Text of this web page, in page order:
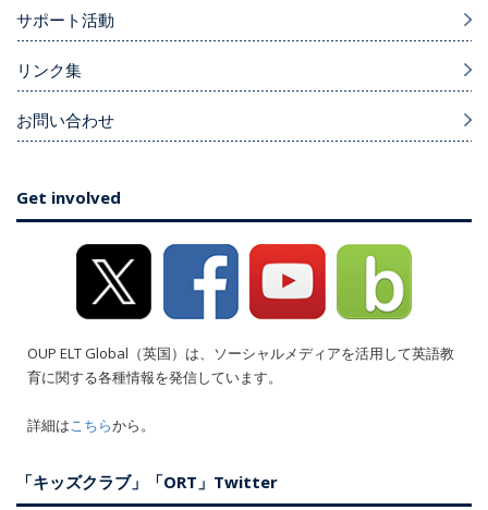
サポート活動
リンク集
お問い合わせ
Get involved
OUP ELT Global（英国）は、ソーシャルメディアを活用して英語教
育に関する各種情報を発信しています。
詳細はこちらから。
「キッズクラブ」「ORT」Twitter